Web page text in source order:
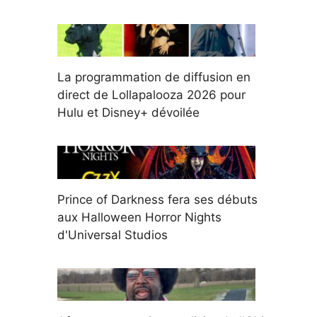
La programmation de diffusion en
direct de Lollapalooza 2026 pour
Hulu et Disney+ dévoilée
Prince of Darkness fera ses débuts
aux Halloween Horror Nights
d'Universal Studios